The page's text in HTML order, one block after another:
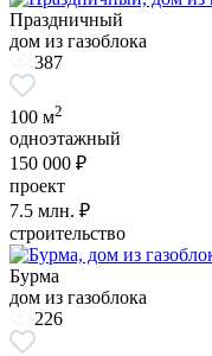
Праздничный
дом из газоблока
387
100 м2
одноэтажный
150 000 ₽
проект
7.5 млн. ₽
строительство
Бурма
дом из газоблока
226